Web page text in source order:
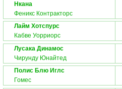
Нкана
Феникс Контракторс
Лайм Хотспурс
Кабве Уорриорс
Лусака Динамос
Чирунду Юнайтед
Полис Блю Иглс
Гомес